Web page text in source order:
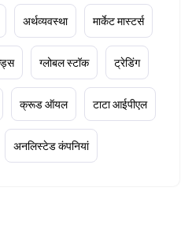
अर्थव्यवस्था मार्केट मास्टर्स
ग्लोबल स्टॉक ट्रेडिंग
क्रूड ऑयल टाटा आईपीएल
अनलिस्टेड कंपनियां